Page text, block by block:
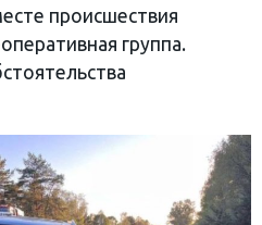
происшествия
группа.